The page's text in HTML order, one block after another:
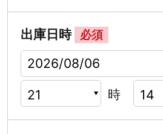
出庫日時 必須
時